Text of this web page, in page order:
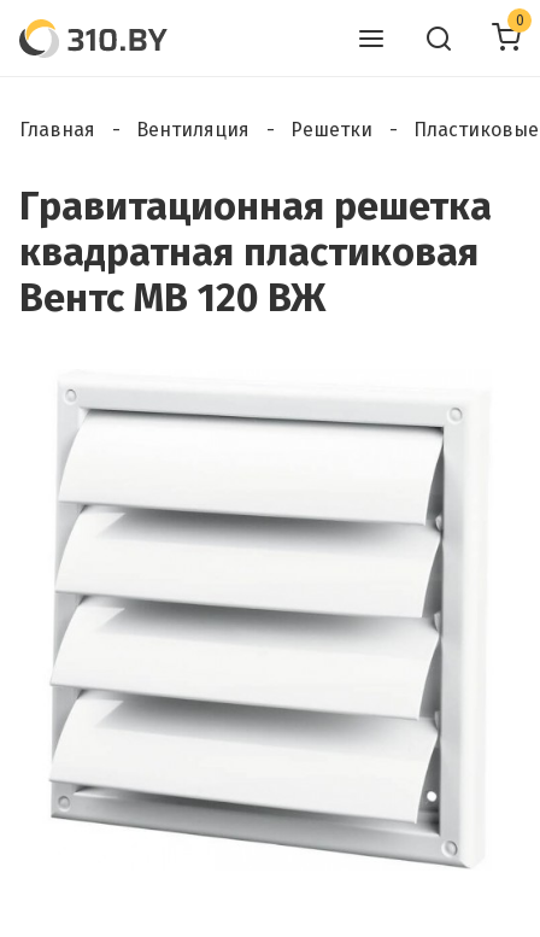
0
Главная Вентиляция Решетки
Гравитационная решетка
квадратная пластиковая
Вентс МВ 120 ВЖ